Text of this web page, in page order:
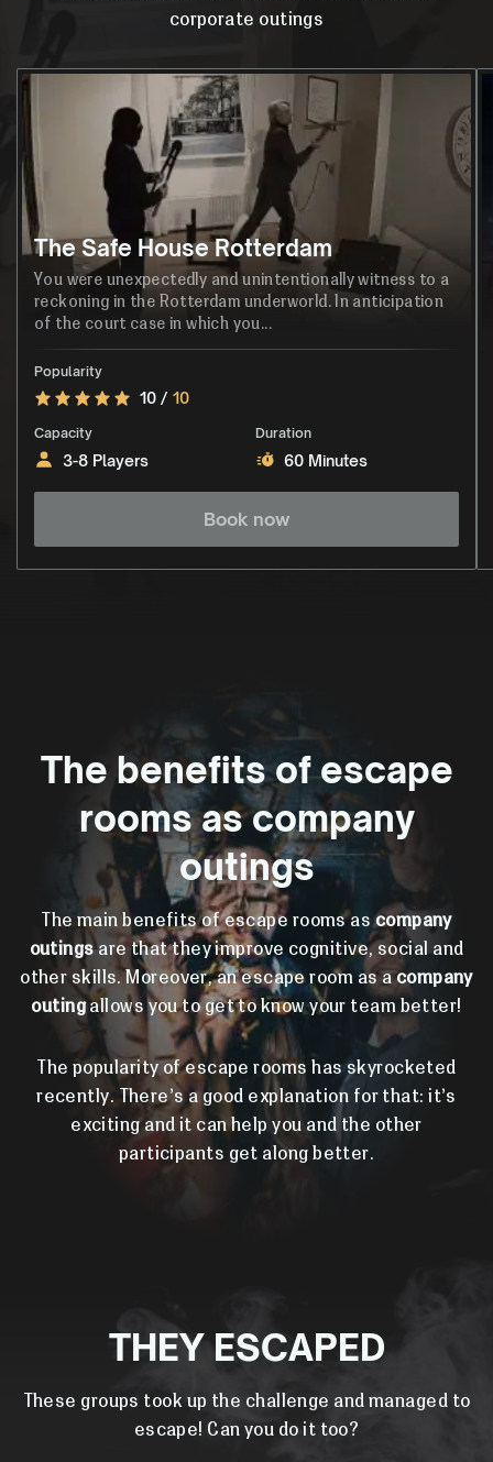
corporate outings
The Safe House Rotterdam
You were unexpectedly and unintentionally witness to a
reckoning in the Rotterdam underworld. In anticipation
of the court case in which you...
Popularity
10 / 10
Capacity
3-8 Players
Duration
60 Minutes
Book now
The benefits of escape
rooms as company
outings
The main benefits of escape rooms ascompany
outingsare that they improve cognitive, social and
other skills. Moreover, an escape room as acompany
outingallows you to get to know your team better!
The popularity of escape rooms has skyrocketed
recently. There's a good explanation for that: it's
exciting and it can help you and the other
participants get along better.
THEY ESCAPED
These groups took up the challenge and managed to
escape! Can you do it too?